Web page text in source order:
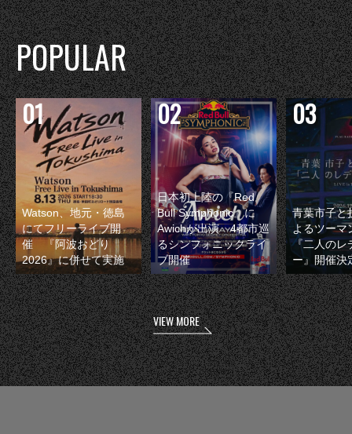
POPULAR
Watson、地元・徳島
にてフリーライブ開
催 『阿波おどり
2026』に併せて実施
日本初上陸の『Red
Bull Symphonic』に
Awichが出演 4都市巡
るシンフォニックライ
ブ開催
青葉市子と
よるツーマ
『二人のレ
ー』開催決
VIEW MORE